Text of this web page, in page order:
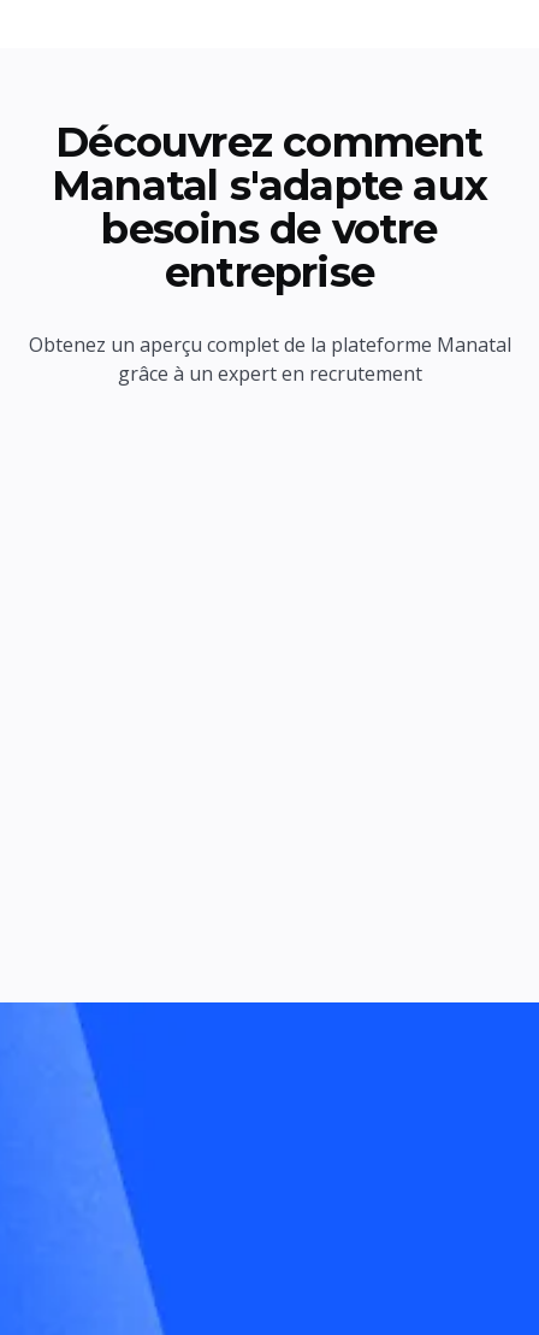
Découvrez comment
Manatal s'adapte aux
besoins de votre
entreprise
Obtenez un aperçu complet de la plateforme Manatal
grâce à un expert en recrutement